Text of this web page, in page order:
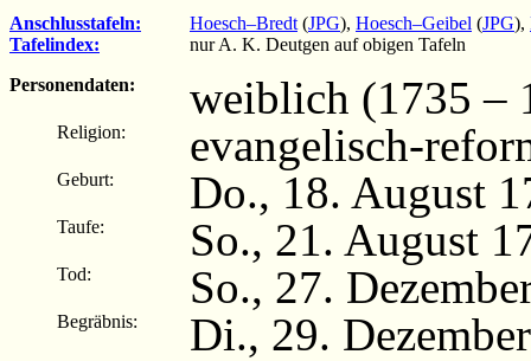
Anschlusstafeln: Hoesch–Bredt (JPG), Hoesch–Geibel (JPG),
Tafelindex:
nur A. K. Deutgen auf obigen Tafeln
Personendaten:
weiblich (1735 –
Religion: evangelisch-
Geburt: Do., 18. August
Taufe: So., 21. August
Tod: So., 27.
Begräbnis: Di., 29.